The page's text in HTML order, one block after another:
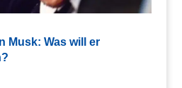
Musk: Was will er